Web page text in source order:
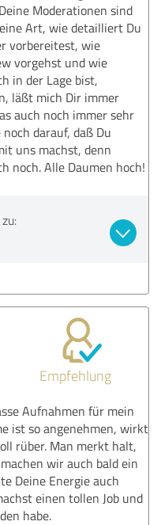
Moderationen sind
Art, wie detailliert Du
vorbereitest, wie
vorgehst und wie
in der Lage bist,
läßt mich Dir immer
auch noch immer sehr
darauf, daß Du
uns machst, denn
noch. Alle Daumen hoch!
Empfehlung
Aufnahmen für mein
ist so angenehmen, wirkt
rüber. Man merkt halt,
wir auch bald ein
Deine Energie auch
einen tollen Job und
habe.